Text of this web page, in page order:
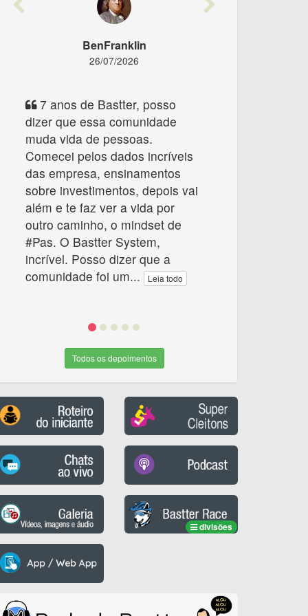
BenFranklin
26/07/2026
7 anos de Bastter, posso
dizer que essa comunidade
muda vida de pessoas.
Comecei pelos dados incríveis
das empresa, ensinamentos
sobre investimentos, depois vai
além e te faz ver a vida por
outro caminho, o mindset de
#Pas. O Bastter System,
incrível. Posso dizer que a
comunidade foi um... Leia todo
Todos os depoimentos
divisões